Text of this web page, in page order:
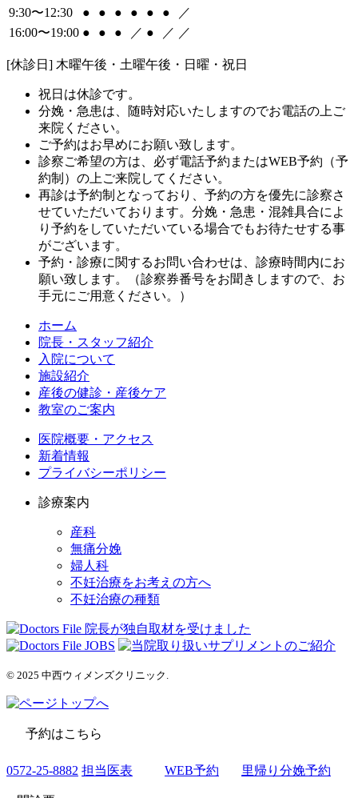
9:30〜12:30
● ● ● ● ● ●
／
16:00〜19:00 ● ● ● ／ ● ／ ／
[休診日] 木曜午後・土曜午後・日曜・祝日
祝日は休診です。
分娩・急患は、随時対応いたしますのでお電話の上ご
来院ください。
ご予約はお早めにお願い致します。
診察ご希望の方は、必ず電話予約またはWEB予約（予
約制）の上ご来院してください。
再診は予約制となっており、予約の方を優先に診察さ
せていただいております。分娩・急患・混雑具合によ
り予約をしていただいている場合でもお待たせする事
がございます。
予約・診療に関するお問い合わせは、診療時間内にお
願い致します。（診察券番号をお聞きしますので、お
手元にご用意ください。）
ホーム
院長・スタッフ紹介
入院について
施設紹介
産後の健診・産後ケア
教室のご案内
医院概要・アクセス
新着情報
プライバシーポリシー
診療案内
産科
無痛分娩
婦人科
不妊治療をお考えの方へ
不妊治療の種類
© 2025 中西ウィメンズクリニック.
予約はこちら
0572-25-8882 担当医表 WEB予約 里帰り分娩予約